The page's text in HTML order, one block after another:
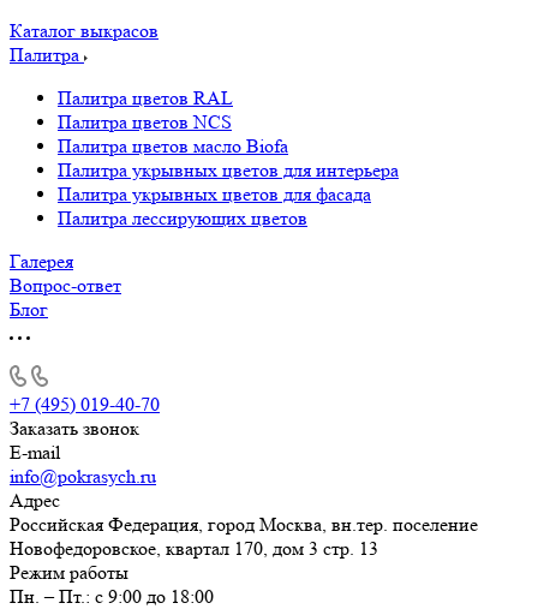
Каталог выкрасов
Палитра
Палитра цветов RAL
Палитра цветов NCS
Палитра цветов масло Biofa
Палитра укрывных цветов для интерьера
Палитра укрывных цветов для фасада
Палитра лессирующих цветов
Галерея
Вопрос-ответ
Блог
+7 (495) 019-40-70
Заказать звонок
E-mail
info@pokrasych.ru
Адрес
Российская Федерация, город Москва, вн.тер. поселение
Новофедоровское, квартал 170, дом 3 стр. 13
Режим работы
Пн. – Пт.: с 9:00 до 18:00